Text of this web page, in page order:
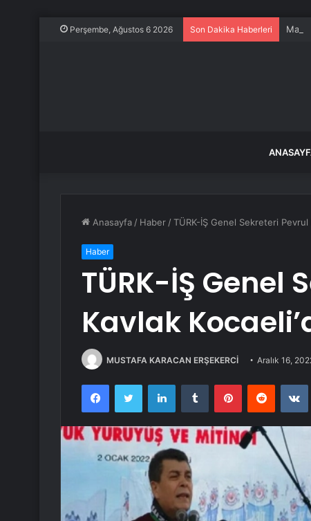
Perşembe, Ağustos 6 2026 Son Dakika Haberleri
Anasayfa / Haber /TÜRK-İŞ Genel Sekreteri Pevrul
Haber
TÜRK-İŞ Genel
Kavlak
MUSTAFA KARACAN ERŞEKERCİ Aralık 16,
FacebookTwitter LinkedInTumblr PinterestReddit